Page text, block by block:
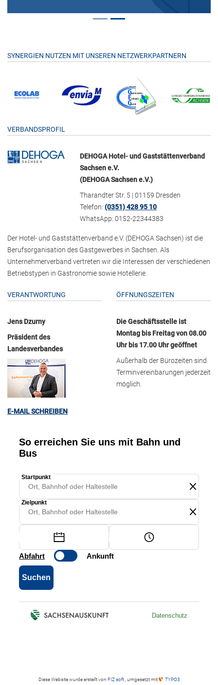
SYNERGIEN NUTZEN MIT UNSEREN NETZWERKPARTNERN
VERBANDSPROFIL
DEHOGA Hotel- und Gaststättenverband
Sachsen e.V.
(DEHOGA Sachsen e.V.)
Tharandter Str. 5 | 01159 Dresden
Telefon:(0351) 428 95 10
WhatsApp: 0152-22344383
Der Hotel- und Gaststättenverband e.V. (DEHOGA Sachsen) ist die
Berufsorganisation des Gastgewerbes in Sachsen. Als
Unternehmerverband vertreten wir die Interessen der verschiedenen
Betriebstypen in Gastronomie sowie Hotellerie.
VERANTWORTUNG
Jens Dzurny
Präsident des
Landesverbandes
E-MAIL SCHREIBEN
ÖFFNUNGSZEITEN
Die Geschäftsstelle ist
Montag bis Freitag von 08.00
Uhr bis 17.00 Uhr geöffnet
Außerhalb der Bürozeiten sind
Terminvereinbarungen jederzeit
möglich.
Diese Website wurde erstellt von FIZ soft , umgesetzt mit TYPO3